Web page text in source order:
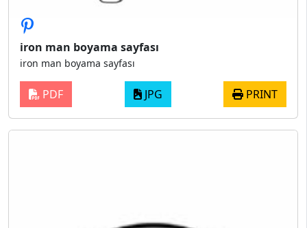
iron man boyama sayfası
iron man boyama sayfası
PDF JPG PRINT